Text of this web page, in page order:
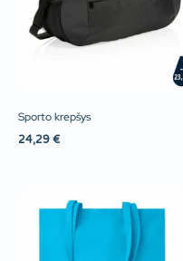
Sporto krepšys
24,29 €